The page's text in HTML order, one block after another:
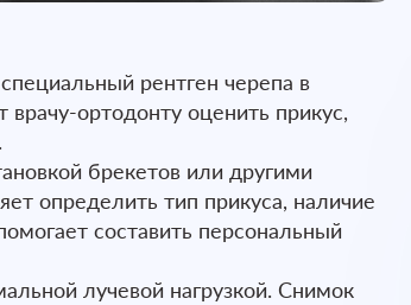
рентген черепа в
ортодонту оценить прикус,
брекетов или другими
определить тип прикуса, наличие
составить персональный
лучевой нагрузкой. Снимок